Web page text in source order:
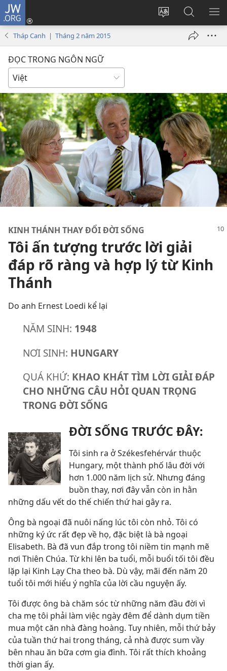
JW.ORG
Thay
Đăng
nhập
Tìm
kiếm
JW.ORG
Tháp Canh | Tháng 2 năm 2015
ĐỌC TRONG NGÔN NGỮ
KINH THÁNH THAY ĐỔI ĐỜI SỐNG
Tôi ấn tượng trước lời giải
đáp rõ ràng và hợp lý từ Kinh
Thánh
Do anh Ernest Loedi kể lại
NĂM SINH: 1948
NƠI SINH: HUNGARY
QUÁ KHỨ: KHAO KHÁT TÌM LỜI GIẢI ĐÁP
CHO NHỮNG CÂU HỎI QUAN TRỌNG
TRONG ĐỜI SỐNG
ĐỜI SỐNG TRƯỚC ĐÂY:
Tôi sinh ra ở Székesfehérvár thuộc
Hungary, một thành phố lâu đời với
hơn 1.000 năm lịch sử. Nhưng đáng
buồn thay, nơi đây vẫn còn in hằn
những dấu vết do thế chiến thứ hai gây ra.
Ông bà ngoại đã nuôi nấng lúc tôi còn nhỏ. Tôi có
những ký ức rất đẹp về họ, đặc biệt là bà ngoại
Elisabeth. Bà đã vun đắp trong tôi niềm tin mạnh mẽ
nơi Thiên Chúa. Từ khi lên ba tuổi, mỗi buổi tối tôi đều
lặp lại Kinh Lạy Cha theo bà. Dù vậy, mãi đến năm 20
tuổi tôi mới hiểu ý nghĩa của lời cầu nguyện ấy.
Tôi được ông bà chăm sóc từ những năm đầu đời vì
cha mẹ tôi phải làm việc ngày đêm để dành dụm tiền
mua một căn nhà đàng hoàng. Tuy nhiên, mỗi thứ bảy
của tuần thứ hai trong tháng, cả nhà được sum vầy
bên nhau ăn bữa cơm gia đình. Tôi rất thích khoảng
thời gian ấy.